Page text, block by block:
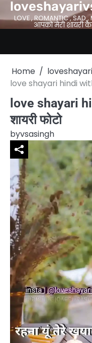
Skip
to
content
LOVE , ROMANTIC , SAD
आपको मेरी शायरी
Home
loveshayari
love shayari hindi
love shayari
शायरी फोटो
byvsasingh